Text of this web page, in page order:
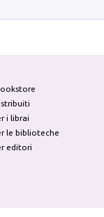
i librai
le biblioteche
editori